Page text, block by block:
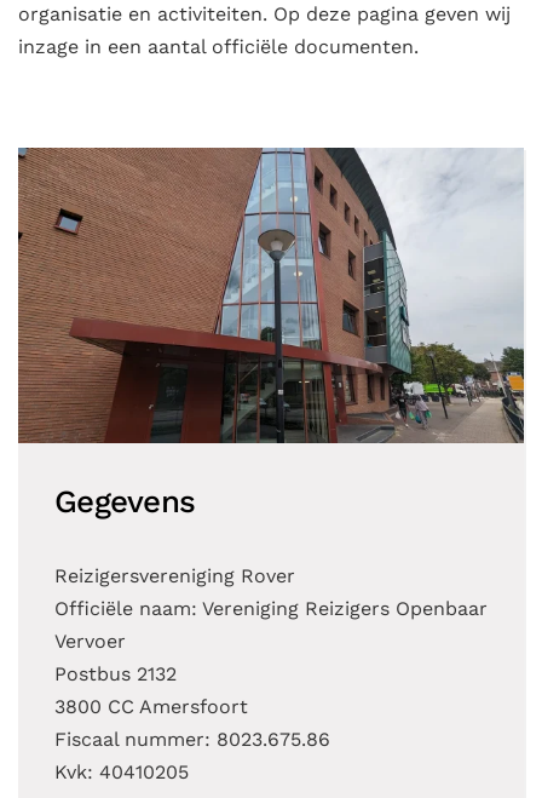
organisatie en activiteiten. Op deze pagina geven wij
inzage in een aantal officiële documenten.
Gegevens
Reizigersvereniging Rover
Officiële naam: Vereniging Reizigers Openbaar
Vervoer
Postbus 2132
3800 CC Amersfoort
Fiscaal nummer: 8023.675.86
Kvk: 40410205